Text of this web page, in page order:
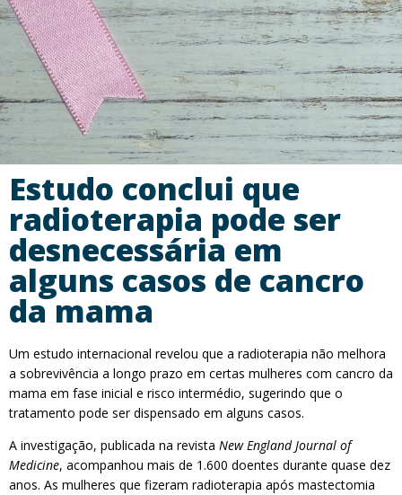
Estudo conclui que
radioterapia pode ser
desnecessária em
alguns casos de cancro
da mama
Um estudo internacional revelou que a radioterapia não melhora
a sobrevivência a longo prazo em certas mulheres com cancro da
mama em fase inicial e risco intermédio, sugerindo que o
tratamento pode ser dispensado em alguns casos.
A investigação, publicada na revista New England Journal of
Medicine, acompanhou mais de 1.600 doentes durante quase dez
anos. As mulheres que fizeram radioterapia após mastectomia